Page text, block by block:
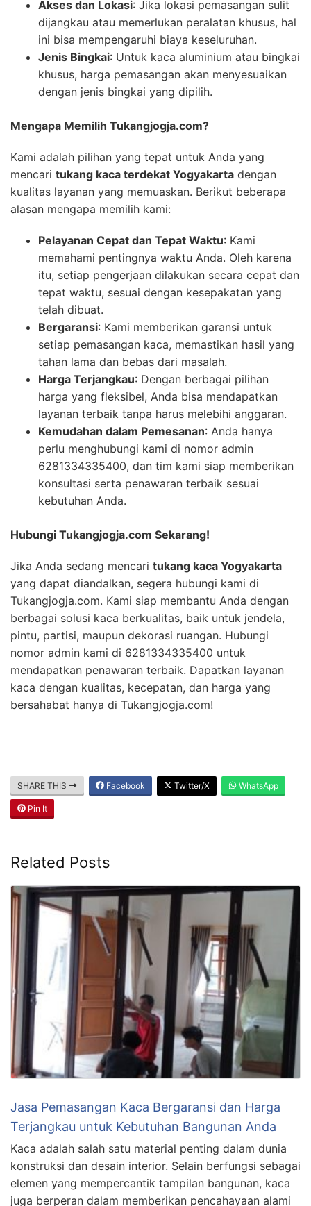
Akses dan Lokasi: Jika lokasi pemasangan sulit
dijangkau atau memerlukan peralatan khusus, hal
ini bisa mempengaruhi biaya keseluruhan.
Jenis Bingkai: Untuk kaca aluminium atau bingkai
khusus, harga pemasangan akan menyesuaikan
dengan jenis bingkai yang dipilih.
Mengapa Memilih Tukangjogja.com?
Kami adalah pilihan yang tepat untuk Anda yang
mencari tukang kaca terdekat Yogyakarta dengan
kualitas layanan yang memuaskan. Berikut beberapa
alasan mengapa memilih kami:
Pelayanan Cepat dan Tepat Waktu: Kami
memahami pentingnya waktu Anda. Oleh karena
itu, setiap pengerjaan dilakukan secara cepat dan
tepat waktu, sesuai dengan kesepakatan yang
telah dibuat.
Bergaransi: Kami memberikan garansi untuk
setiap pemasangan kaca, memastikan hasil yang
tahan lama dan bebas dari masalah.
Harga Terjangkau: Dengan berbagai pilihan
harga yang fleksibel, Anda bisa mendapatkan
layanan terbaik tanpa harus melebihi anggaran.
Kemudahan dalam Pemesanan: Anda hanya
perlu menghubungi kami di nomor admin
6281334335400, dan tim kami siap memberikan
konsultasi serta penawaran terbaik sesuai
kebutuhan Anda.
Hubungi Tukangjogja.com Sekarang!
Jika Anda sedang mencari tukang kaca Yogyakarta
yang dapat diandalkan, segera hubungi kami di
Tukangjogja.com. Kami siap membantu Anda dengan
berbagai solusi kaca berkualitas, baik untuk jendela,
pintu, partisi, maupun dekorasi ruangan. Hubungi
nomor admin kami di 6281334335400 untuk
mendapatkan penawaran terbaik. Dapatkan layanan
kaca dengan kualitas, kecepatan, dan harga yang
bersahabat hanya di Tukangjogja.com!
SHARE THIS Facebook Twitter/X WhatsApp
Pin It
Related Posts
Jasa Pemasangan Kaca Bergaransi dan Harga
Terjangkau untuk Kebutuhan Bangunan Anda
Kaca adalah salah satu material penting dalam dunia
konstruksi dan desain interior. Selain berfungsi sebagai
elemen yang mempercantik tampilan bangunan, kaca
juga berperan dalam memberikan pencahayaan alami